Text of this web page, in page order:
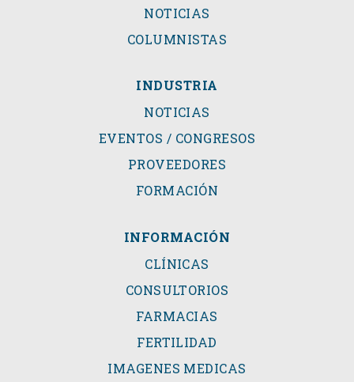
NOTICIAS
COLUMNISTAS
INDUSTRIA
NOTICIAS
EVENTOS / CONGRESOS
PROVEEDORES
FORMACIÓN
INFORMACIÓN
CLÍNICAS
CONSULTORIOS
FARMACIAS
FERTILIDAD
IMAGENES MEDICAS